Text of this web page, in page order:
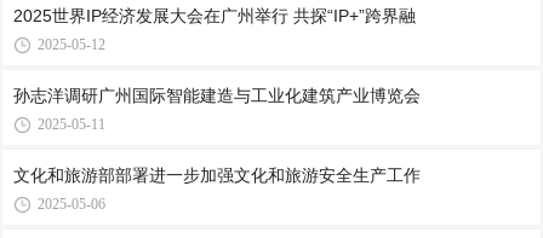
2025世界IP经济发展大会在广州举行 共探“IP+”跨界融
2025-05-12
孙志洋调研广州国际智能建造与工业化建筑产业博览会
2025-05-11
文化和旅游部部署进一步加强文化和旅游安全生产工作
2025-05-06